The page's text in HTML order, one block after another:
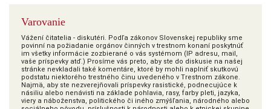
Varovanie
Vážení čitatelia - diskutéri. Podľa zákonov Slovenskej republiky sme
povinní na požiadanie orgánov činných v trestnom konaní poskytnúť
im všetky informácie zozbierané o vás systémom (IP adresu, mail,
vaše príspevky atď.) Prosíme vás preto, aby ste do diskusie na našej
stránke nevkladali také komentáre, ktoré by mohli naplniť skutkovú
podstatu niektorého trestného činu uvedeného v Trestnom zákone.
Najmä, aby ste nezverejňovali príspevky rasistické, podnecujúce k
násiliu alebo nenávisti na základe pohlavia, rasy, farby pleti, jazyka,
viery a náboženstva, politického či iného zmýšľania, národného alebo